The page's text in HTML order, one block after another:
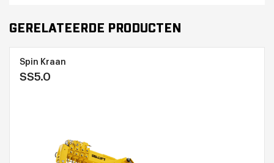
GERELATEERDE PRODUCTEN
Spin Kraan
SS5.0